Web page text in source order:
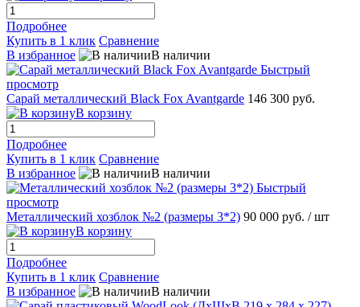
Подробнее
Купить в 1 клик Сравнение
В избранное
В наличии
Быстрый
просмотр
Сарай металлический Black Fox Avantgarde 146 300 руб.
В корзину
Подробнее
Купить в 1 клик Сравнение
В избранное
В наличии
Быстрый
просмотр
Металлический хозблок №2 (размеры 3*2) 90 000 руб. / шт
В корзину
Подробнее
Купить в 1 клик Сравнение
В избранное
В наличии